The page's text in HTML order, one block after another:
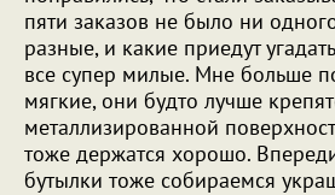
пяти заказов не было ни
разные, и какие приедут
все супер милые. Мне больше
мягкие, они будто лучше
металлизированной
тоже держатся хорошо.
бутылки тоже собираемся